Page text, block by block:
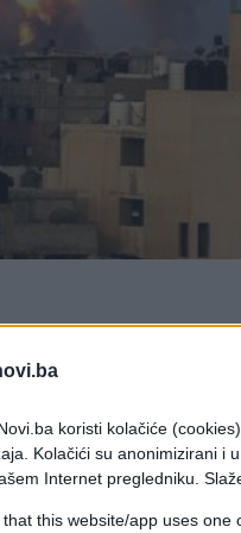
koristi kolačiće
Kolačići su anonimizirani i
Internet pregledniku.
that this website/app uses
u petak u izraelskoj
pomoć u blizini
za AFP da je pet
ubijeno u